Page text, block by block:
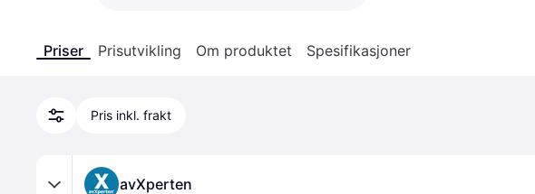
Priser Prisutvikling Om produktet Spesifikasjoner
Pris inkl. frakt
avXperten